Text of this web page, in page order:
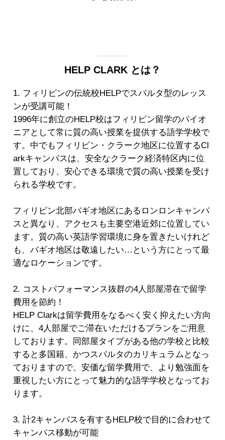
HELP CLARK とは？
1. フィリピンの伝統校HELPでスパルタ型のレッス
ンが受講可能！
1996年に創立のHELP校はフィリピン留学のパイオ
ニアとして常に質の高い授業を提供する語学学校で
す。中でもフィリピン・クラーク地区に位置するCl
arkキャンパスは、安全なクラーク経済特区内に位
置しており、安心できる環境で質の高い授業を受け
られる学校です。
フィリピン北部バギオ地区にあるロンロンキャンパ
スと異なり、アクセスも主要空港近郊に位置してい
ます。質の高い英語学習環境に身を置きたいけれど
も、バギオ地区は敬遠したい…という方にとって最
適なロケーションです。
2. コストパフォーマンス抜群の4人部屋滞在で留学
費用を節約！
HELP Clarkは留学費用をなるべく安く抑えたい方向
けに、4人部屋でご滞在いただけるプランをご用意
しております。同部屋タイプがある他の学校と比較
すると多国籍、かつスパルタのカリキュラムとなっ
ておりますので、安価な留学費用で、より勉強面を
重視したい方にとって魅力的な語学学校となってお
ります。
3. 計2キャンパスを有するHELP校で目的に合わせて
キャンパス移動が可能